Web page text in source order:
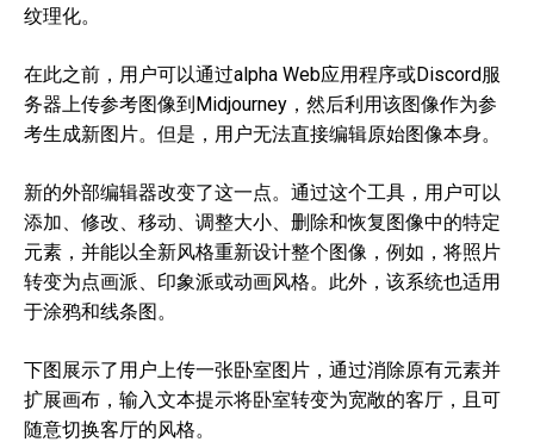
纹理化。
在此之前，用户可以通过alpha Web应用程序或Discord服
务器上传参考图像到Midjourney，然后利用该图像作为参
考生成新图片。但是，用户无法直接编辑原始图像本身。
新的外部编辑器改变了这一点。通过这个工具，用户可以
添加、修改、移动、调整大小、删除和恢复图像中的特定
元素，并能以全新风格重新设计整个图像，例如，将照片
转变为点画派、印象派或动画风格。此外，该系统也适用
于涂鸦和线条图。
下图展示了用户上传一张卧室图片，通过消除原有元素并
扩展画布，输入文本提示将卧室转变为宽敞的客厅，且可
随意切换客厅的风格。